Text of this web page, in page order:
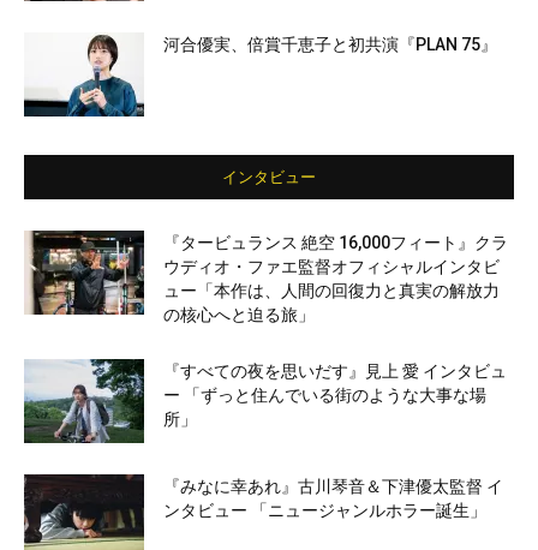
河合優実、倍賞千恵子と初共演『PLAN 75』
インタビュー
『タービュランス 絶空 16,000フィート』クラ
ウディオ・ファエ監督オフィシャルインタビ
ュー「本作は、人間の回復力と真実の解放力
の核心へと迫る旅」
『すべての夜を思いだす』見上 愛 インタビュ
ー 「ずっと住んでいる街のような大事な場
所」
『みなに幸あれ』古川琴音＆下津優太監督 イ
ンタビュー 「ニュージャンルホラー誕生」